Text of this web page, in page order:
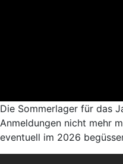
Die Sommerlager für das
Anmeldungen nicht mehr
eventuell im 2026